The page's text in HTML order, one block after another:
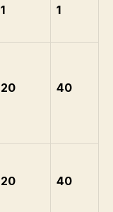
1 1
20 40
20 40